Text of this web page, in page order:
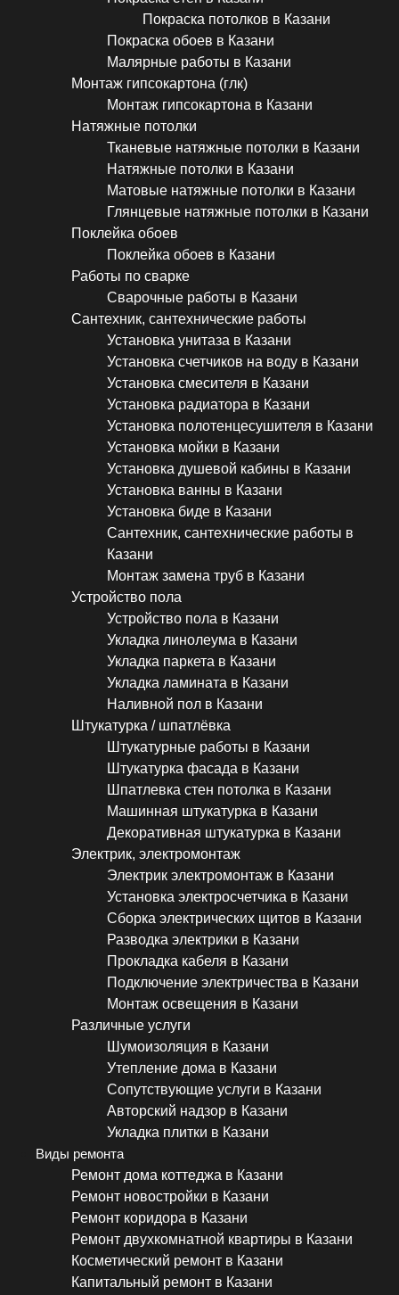
Покраска потолков в Казани
Покраска обоев в Казани
Малярные работы в Казани
Монтаж гипсокартона (глк)
Монтаж гипсокартона в Казани
Натяжные потолки
Тканевые натяжные потолки в Казани
Натяжные потолки в Казани
Матовые натяжные потолки в Казани
Глянцевые натяжные потолки в Казани
Поклейка обоев
Поклейка обоев в Казани
Работы по сварке
Сварочные работы в Казани
Сантехник, сантехнические работы
Установка унитаза в Казани
Установка счетчиков на воду в Казани
Установка смесителя в Казани
Установка радиатора в Казани
Установка полотенцесушителя в Казани
Установка мойки в Казани
Установка душевой кабины в Казани
Установка ванны в Казани
Установка биде в Казани
Сантехник, сантехнические работы в
Казани
Монтаж замена труб в Казани
Устройство пола
Устройство пола в Казани
Укладка линолеума в Казани
Укладка паркета в Казани
Укладка ламината в Казани
Наливной пол в Казани
Штукатурка / шпатлёвка
Штукатурные работы в Казани
Штукатурка фасада в Казани
Шпатлевка стен потолка в Казани
Машинная штукатурка в Казани
Декоративная штукатурка в Казани
Электрик, электромонтаж
Электрик электромонтаж в Казани
Установка электросчетчика в Казани
Сборка электрических щитов в Казани
Разводка электрики в Казани
Прокладка кабеля в Казани
Подключение электричества в Казани
Монтаж освещения в Казани
Различные услуги
Шумоизоляция в Казани
Утепление дома в Казани
Сопутствующие услуги в Казани
Авторский надзор в Казани
Укладка плитки в Казани
Виды ремонта
Ремонт дома коттеджа в Казани
Ремонт новостройки в Казани
Ремонт коридора в Казани
Ремонт двухкомнатной квартиры в Казани
Косметический ремонт в Казани
Капитальный ремонт в Казани